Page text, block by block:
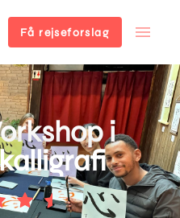
Få rejseforslag
i